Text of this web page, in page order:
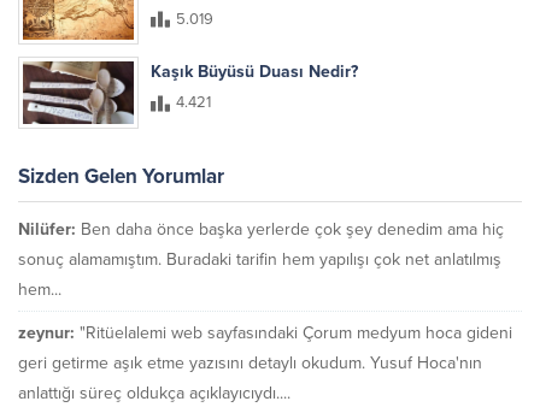
5.019
Kaşık Büyüsü Duası Nedir?
4.421
Sizden Gelen Yorumlar
Nilüfer: Ben daha önce başka yerlerde çok şey denedim ama hiç
sonuç alamamıştım. Buradaki tarifin hem yapılışı çok net anlatılmış
hem...
zeynur: "Ritüelalemi web sayfasındaki Çorum medyum hoca gideni
geri getirme aşık etme yazısını detaylı okudum. Yusuf Hoca'nın
anlattığı süreç oldukça açıklayıcıydı....